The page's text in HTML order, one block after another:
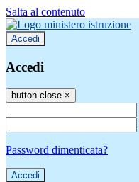
Salta al contenuto
Accedi
Accedi
button close ×
Password dimenticata?